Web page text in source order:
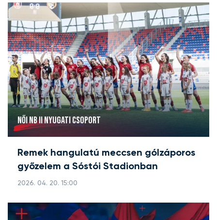
NŐI NB II NYUGATI CSOPORT
Remek hangulatú meccsen gólzáporos
győzelem a Sóstói Stadionban
2026. 04. 20. 15:00